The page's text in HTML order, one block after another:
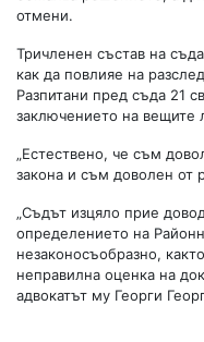
отмени.
Тричленен състав на
как да повлияе на
Разпитани пред съда 21
заключението на вещите
„Естествено, че съм
закона и съм доволен от
„Съдът изцяло прие
определението на
незаконосъобразно,
неправилна оценка на
адвокатът му Георги